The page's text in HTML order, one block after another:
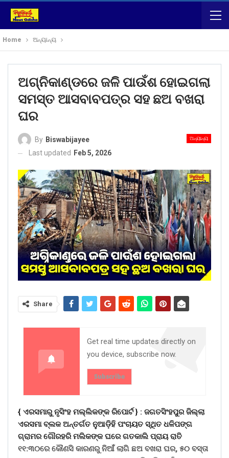
Home ଅନ୍ୟାନ୍ୟ
ଅଗ୍ନିକାଣ୍ଡରେ ଜଳି ପାଉଁଶ ହୋଇଗଲା
ସମସ୍ତ ଆସବାବପତ୍ର ସହ ଛଅ ବଖରା
ଘର
ଅନ୍ୟାନ୍ୟ
By Biswabijayee
Last updated
Feb 5, 2026
Share
Get real time updates directly on
you device, subscribe now.
Subscribe
{ ଏରସମାରୁ ନୃସିଂହ ମଲ୍ଲିକଙ୍କ ରିପୋର୍ଟ } : ଜଗତସିଂହପୁର ଜିଲ୍ଲା
ଏରସମା ବ୍ଲକ ଅନ୍ତର୍ଗତ ନୁଆଡ଼ିହି ପଂଚାୟତ ସ୍ଥିତ ଧଳିପଙ୍ଗ
ଗ୍ରାମର ଗୌରହରି ମଲିକଙ୍କ ଘରେ ଗତକାଲି ପ୍ରାୟ ରାତି
୧୧:୩୦ରେ କୌଣସି କାରଣରୁ ନିଆଁ ଲାଗି ଛଅ ବଖରା ଘର, ୫୦ ବସ୍ତା